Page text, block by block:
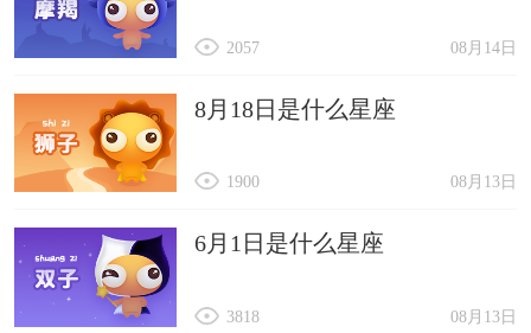
08月14日
2057
8月18日是什么星座
08月13日
1900
6月1日是什么星座
08月13日
3818